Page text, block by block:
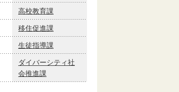
高校教育課
移住促進課
生徒指導課
ダイバーシティ社
会推進課